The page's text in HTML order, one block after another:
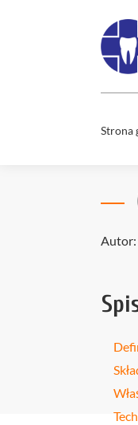
Strona
Autor: